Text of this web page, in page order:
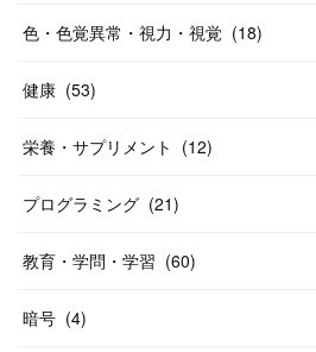
色・色覚異常・視力・視覚 (18)
健康 (53)
栄養・サプリメント (12)
プログラミング (21)
教育・学問・学習 (60)
暗号 (4)